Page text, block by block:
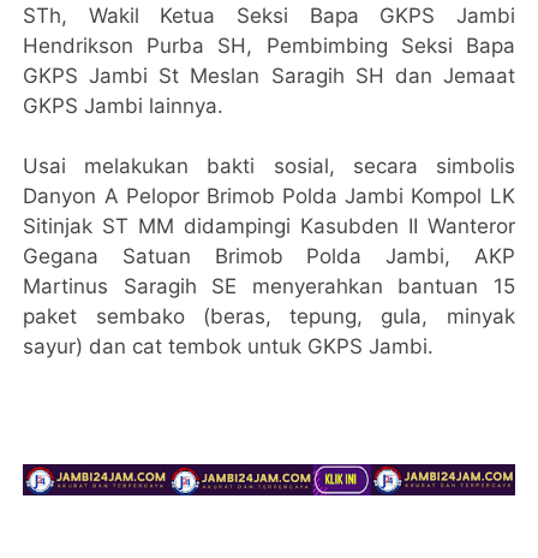
STh, Wakil Ketua Seksi Bapa GKPS Jambi
Hendrikson Purba SH, Pembimbing Seksi Bapa
GKPS Jambi St Meslan Saragih SH dan Jemaat
GKPS Jambi lainnya.
Usai melakukan bakti sosial, secara simbolis
Danyon A Pelopor Brimob Polda Jambi Kompol LK
Sitinjak ST MM didampingi Kasubden II Wanteror
Gegana Satuan Brimob Polda Jambi, AKP
Martinus Saragih SE menyerahkan bantuan 15
paket sembako (beras, tepung, gula, minyak
sayur) dan cat tembok untuk GKPS Jambi.